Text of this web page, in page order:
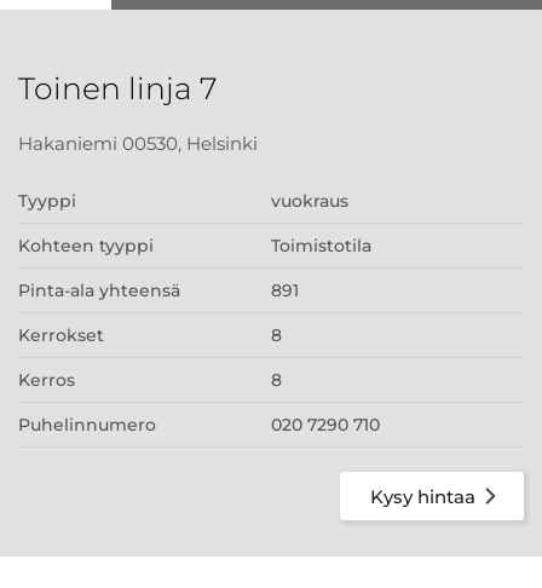
Toinen linja 7
Hakaniemi 00530, Helsinki
Tyyppi vuokraus
Kohteen tyyppi Toimistotila
Pinta-ala yhteensä 891
Kerrokset 8
Kerros 8
Puhelinnumero 020 7290 710
Kysy hintaa